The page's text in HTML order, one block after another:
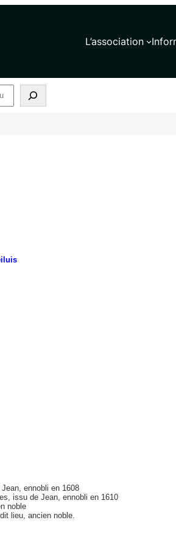
L’association
ennobli en 1608
issu de Jean, ennobli en 1610
noble
lieu, ancien noble.